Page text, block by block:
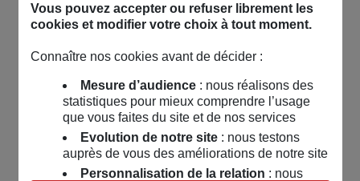
Vous pouvez accepter ou refuser librement les
cookies et modifier votre choix à tout moment.
Connaître nos cookies avant de décider :
Mesure d’audience: nous réalisons des
statistiques pour mieux comprendre l’usage
que vous faites du site et de nos services
Evolution de notre site: nous testons
auprès de vous des améliorations de notre site
Personnalisation de la relation : nous